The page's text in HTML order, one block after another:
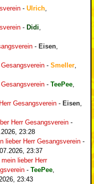
- Ulrich
- Didi
- Eisen
- Smeller
- TeePee
Gesangsverein - Eisen
Herr Gesangsverein -
23:28
lieber Herr Gesangsverein -
23:37
lieber Herr
- TeePee
23:43